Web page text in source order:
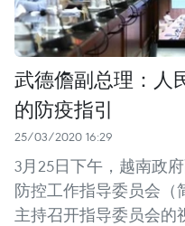
武德儋副总理：人
的防疫指引
25/03/2020 16:29
3月25日下午，越南政
防控工作指导委员会（
主持召开指导委员会的